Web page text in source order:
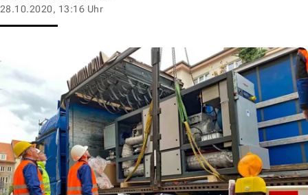
28.10.2020, 13:16 Uhr